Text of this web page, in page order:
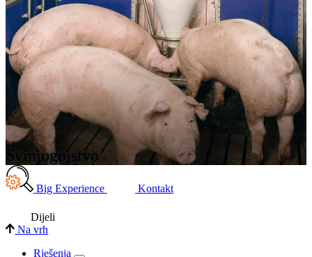
Svinjogojstvo
Big Experience Kontakt
Dijeli
Na vrh
Rješenja